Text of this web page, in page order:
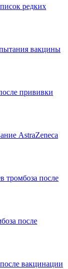
редких
вакцины
прививки
AstraZeneca
тромбоза после
после
вакцинации